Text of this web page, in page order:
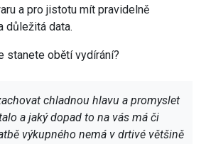
a pro jistotu mít pravidelně
důležitá data.
stanete obětí vydírání?
chladnou hlavu a promyslet
a jaký dopad to na vás má či
výkupného nemá v drtivé většině